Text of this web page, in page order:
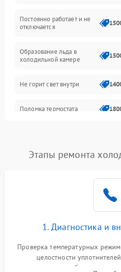
Постоянно работает и не
отключается
Образование льда в
холодильной камере
Не горит свет внутри
Поломка термостата
Поломка системы No Frost
работе
Этапы ремонта
1. Диагностика и
Проверка температурных
целостности
сопротивления обмоток